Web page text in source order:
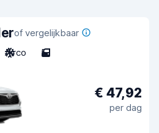
of vergelijkbaar
Airco 5
€ 47,92
per dag